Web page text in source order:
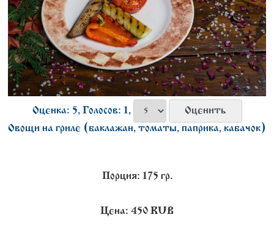
Оценка: 5, Голосов: 1,
Овощи на гриле (баклажан, томаты, паприка, кабачок)
Порция: 175 гр.
Цена: 450 RUB